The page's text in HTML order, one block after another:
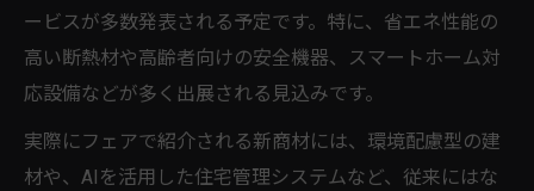
ービスが多数発表される予定です。特に、省エネ性能の
高い断熱材や高齢者向けの安全機器、スマートホーム対
応設備などが多く出展される見込みです。
実際にフェアで紹介される新商材には、環境配慮型の建
材や、AIを活用した住宅管理システムなど、従来にはな